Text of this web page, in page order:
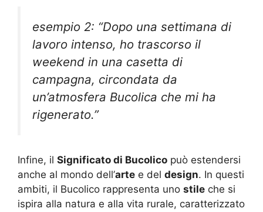
esempio 2: “Dopo una settimana di
lavoro intenso, ho trascorso il
weekend in una casetta di
campagna, circondata da
un’atmosfera Bucolica che mi ha
rigenerato.”
Infine, il Significato di Bucolico può estendersi
anche al mondo dell’arte e del design. In questi
ambiti, il Bucolico rappresenta uno stile che si
ispira alla natura e alla vita rurale, caratterizzato